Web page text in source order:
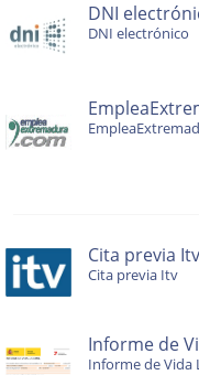
DNI
DNI electrónico
Cita previa Itv
Cita previa Itv
Informe de
Informe de Vida